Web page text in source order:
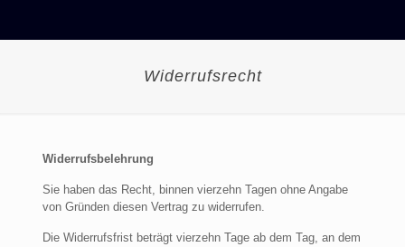
Widerrufsrecht
Widerrufsbelehrung
Sie haben das Recht, binnen vierzehn Tagen ohne Angabe
von Gründen diesen Vertrag zu widerrufen.
Die Widerrufsfrist beträgt vierzehn Tage ab dem Tag, an dem